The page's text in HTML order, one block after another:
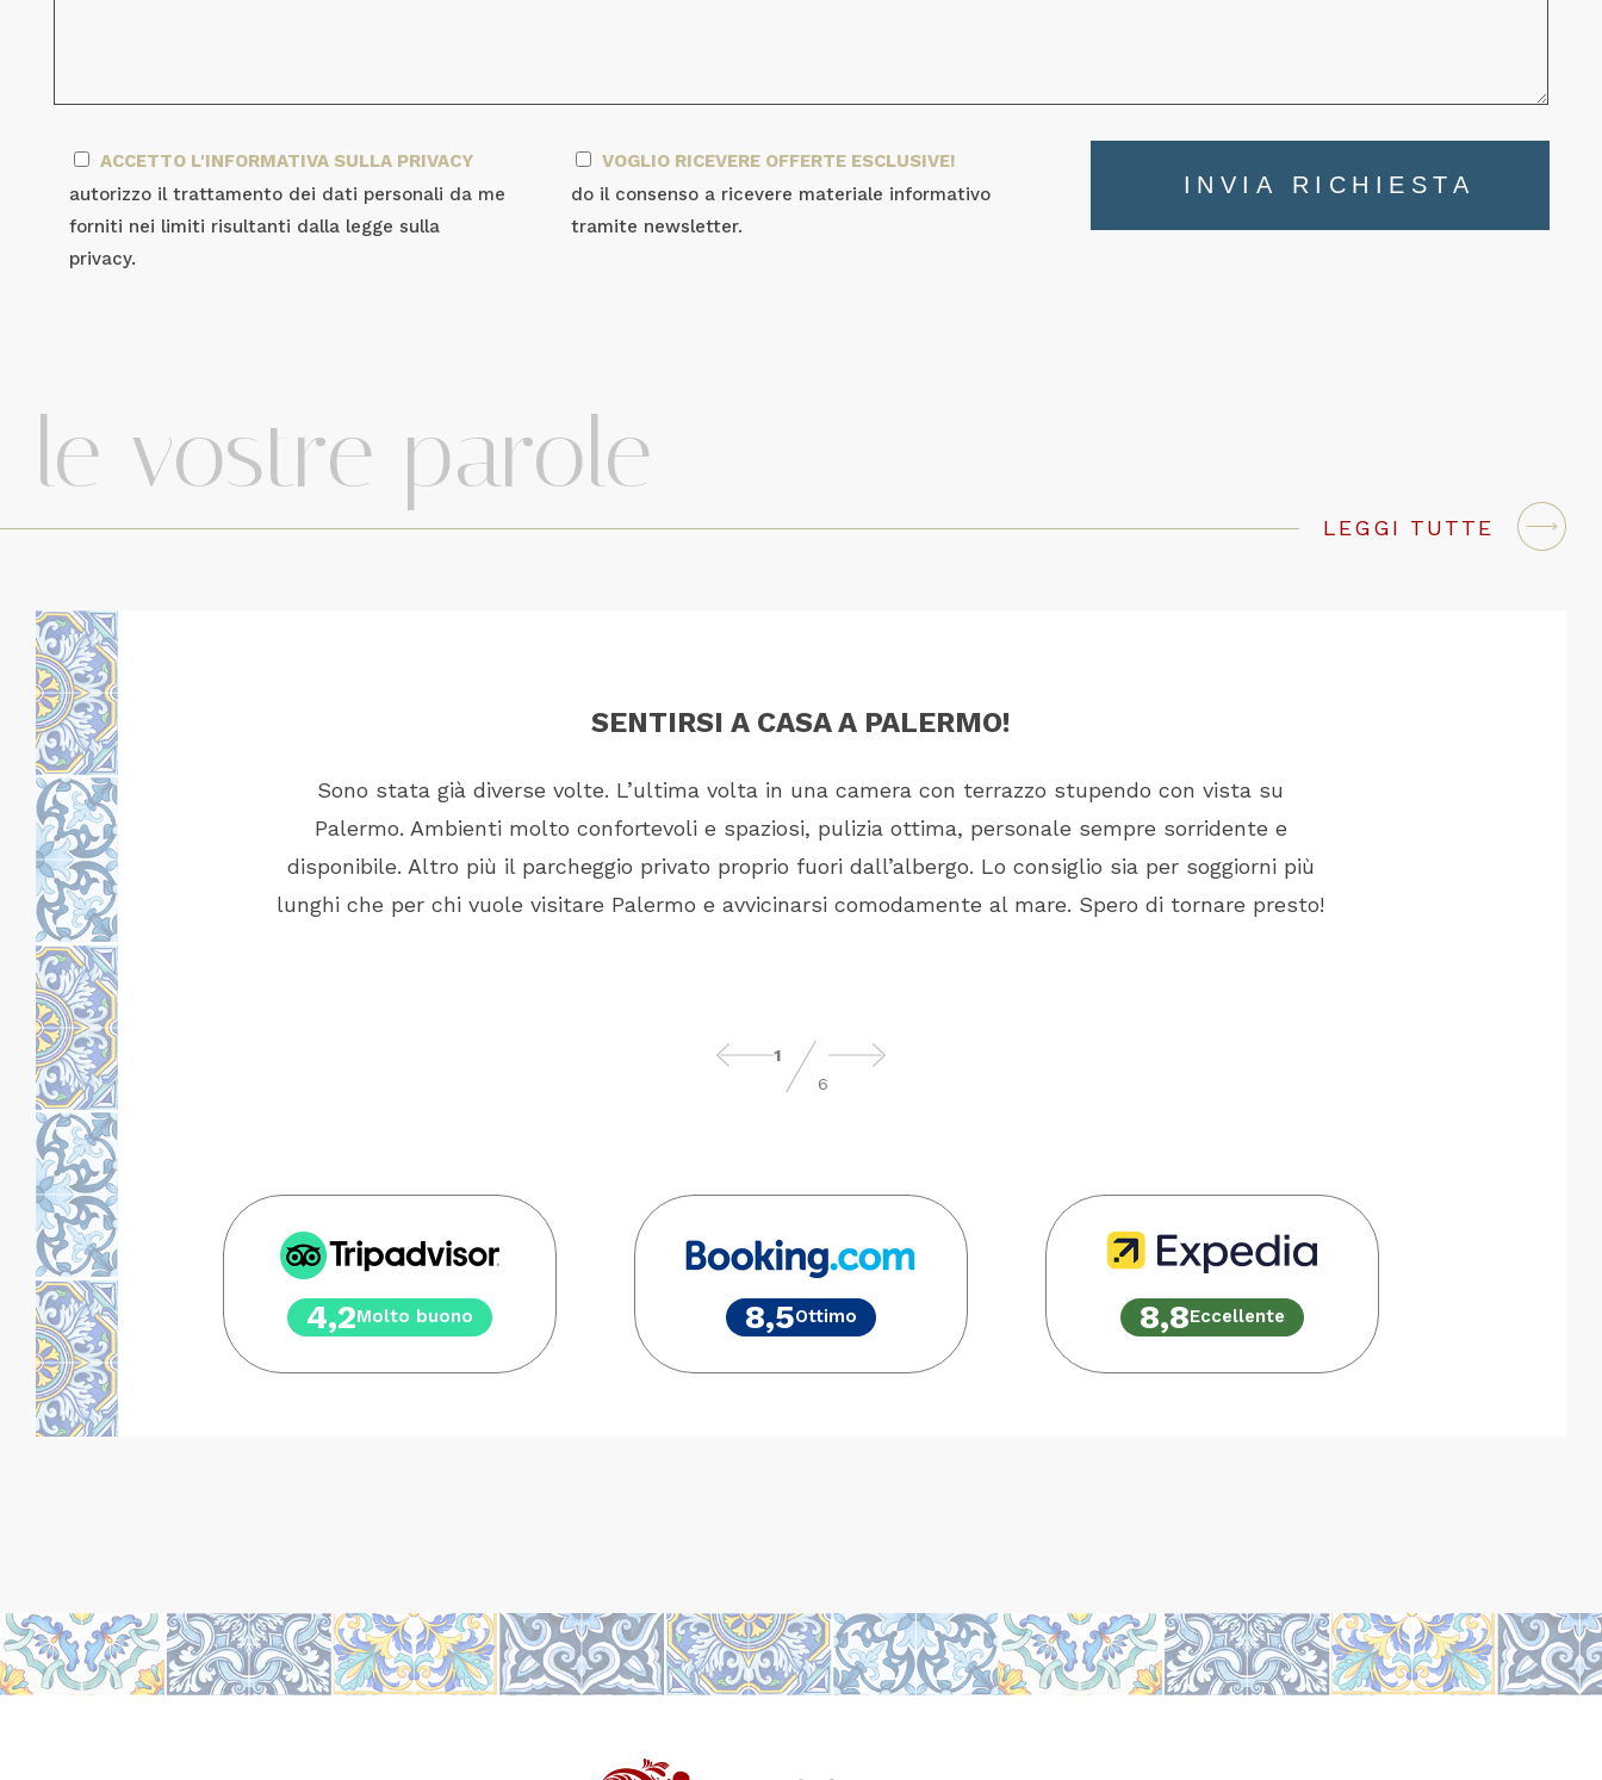
ACCETTO L'INFORMATIVA SULLA PRIVACY
autorizzo il trattamento dei dati personali da me
forniti nei limiti risultanti dalla legge sulla
privacy.
VOGLIO RICEVERE OFFERTE ESCLUSIVE!
do il consenso a ricevere materiale informativo
tramite newsletter.
INVIA RICHIESTA
le vostre parole
LEGGI TUTTE
,capace di
Locazione
per raggiungere
al meglio.
SENTIRSI A CASA A PALERMO!
Sono stata già diverse volte. L’ultima volta in una camera con terrazzo stupendo con vista su
Palermo. Ambienti molto confortevoli e spaziosi, pulizia ottima, personale sempre sorridente e
disponibile. Altro più il parcheggio privato proprio fuori dall’albergo. Lo consiglio sia per soggiorni più
lunghi che per chi vuole visitare Palermo e avvicinarsi comodamente al mare. Spero di tornare presto!
1
6
4,2Molto buono 8,5Ottimo 8,8Eccellente